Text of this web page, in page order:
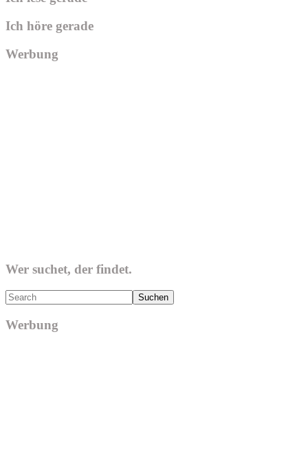
Ich höre gerade
Werbung
Wer suchet, der findet.
Search
Werbung